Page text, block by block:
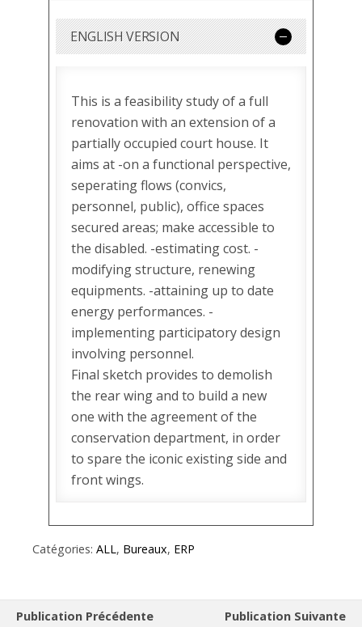
ENGLISH VERSION
This is a feasibility study of a full
renovation with an extension of a
partially occupied court house. It
aims at -on a functional perspective,
seperating flows (convics,
personnel, public), office spaces
secured areas; make accessible to
the disabled. -estimating cost. -
modifying structure, renewing
equipments. -attaining up to date
energy performances. -
implementing participatory design
involving personnel.
Final sketch provides to demolish
the rear wing and to build a new
one with the agreement of the
conservation department, in order
to spare the iconic existing side and
front wings.
Catégories: ALL, Bureaux, ERP
Publication Précédente Publication Suivante